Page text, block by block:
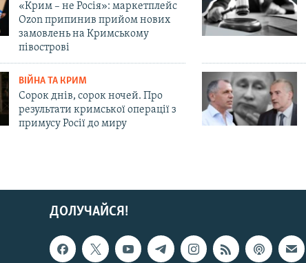
«Крим – не Росія»: маркетплейс
Ozon припинив прийом нових
замовлень на Кримському
півострові
ВІЙНА ТА КРИМ
Сорок днів, сорок ночей. Про
результати кримської операції з
примусу Росії до миру
ДОЛУЧАЙСЯ!